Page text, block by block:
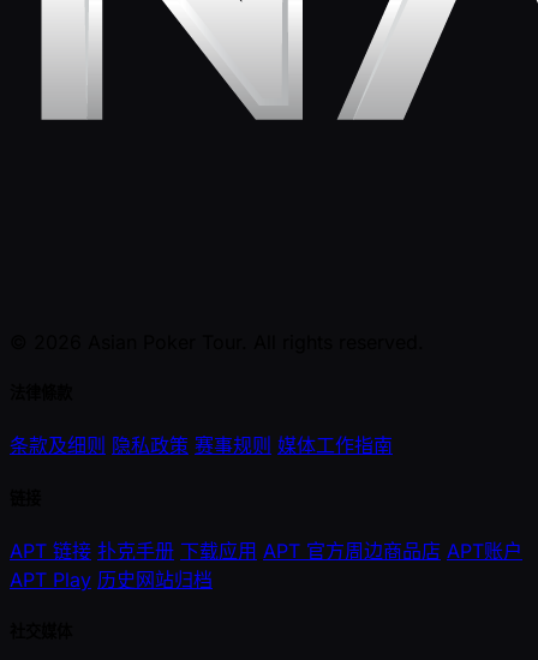
条款及细则 隐私政策 赛事规则 媒体工作指南
APT 链接 扑克手册 下载应用 APT 官方周边商品店 APT账户
APT Play 历史网站归档